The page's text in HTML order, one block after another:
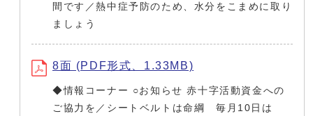
間です／熱中症予防のため、水分をこまめに取り
ましょう
8面 (PDF形式、1.33MB)
◆情報コーナー ○お知らせ 赤十字活動資金への
ご協力を／シートベルトは命綱 毎月10日は